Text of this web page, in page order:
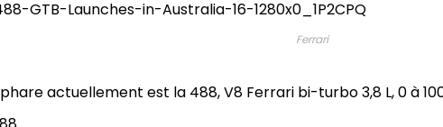
Ferrari
phareactuellement est la 488,V8Ferrari bi-turbo 3,8 L, 0 à